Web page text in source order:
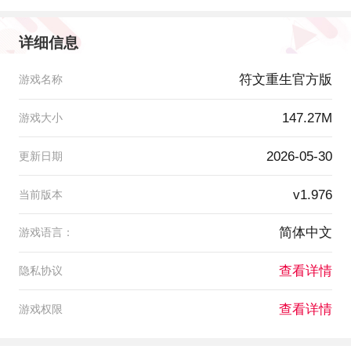
详细信息
游戏名称 符文重生官方版
游戏大小 147.27M
更新日期 2026-05-30
当前版本 v1.976
游戏语言： 简体中文
隐私协议 查看详情
游戏权限 查看详情